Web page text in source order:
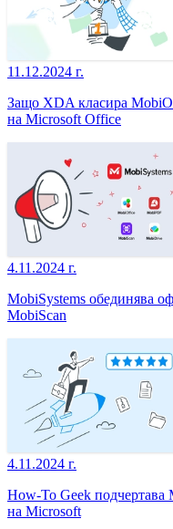
11.12.2024 г.
Защо XDA класира
на Microsoft Office
4.11.2024 г.
MobiSystems обединява
MobiScan
4.11.2024 г.
How-To Geek подчертава
на Microsoft